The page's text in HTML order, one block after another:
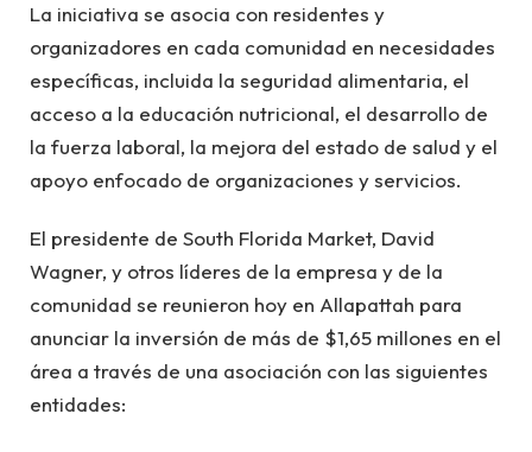
La iniciativa se asocia con residentes y
organizadores en cada comunidad en necesidades
específicas, incluida la seguridad alimentaria, el
acceso a la educación nutricional, el desarrollo de
la fuerza laboral, la mejora del estado de salud y el
apoyo enfocado de organizaciones y servicios.
El presidente de South Florida Market, David
Wagner, y otros líderes de la empresa y de la
comunidad se reunieron hoy en Allapattah para
anunciar la inversión de más de $1,65 millones en el
área a través de una asociación con las siguientes
entidades: